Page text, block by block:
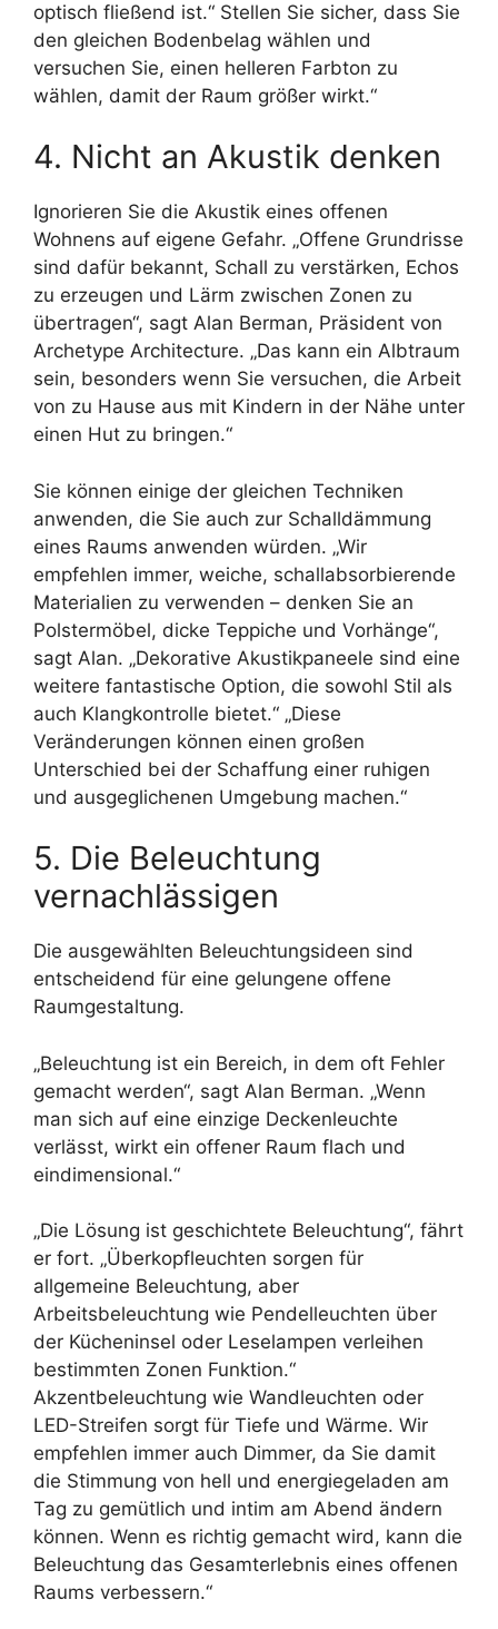
optisch fließend ist.“ Stellen Sie sicher, dass Sie
den gleichen Bodenbelag wählen und
versuchen Sie, einen helleren Farbton zu
wählen, damit der Raum größer wirkt.“
4. Nicht an Akustik denken
Ignorieren Sie die Akustik eines offenen
Wohnens auf eigene Gefahr. „Offene Grundrisse
sind dafür bekannt, Schall zu verstärken, Echos
zu erzeugen und Lärm zwischen Zonen zu
übertragen“, sagt Alan Berman, Präsident von
Archetype Architecture. „Das kann ein Albtraum
sein, besonders wenn Sie versuchen, die Arbeit
von zu Hause aus mit Kindern in der Nähe unter
einen Hut zu bringen.“
Sie können einige der gleichen Techniken
anwenden, die Sie auch zur Schalldämmung
eines Raums anwenden würden. „Wir
empfehlen immer, weiche, schallabsorbierende
Materialien zu verwenden – denken Sie an
Polstermöbel, dicke Teppiche und Vorhänge“,
sagt Alan. „Dekorative Akustikpaneele sind eine
weitere fantastische Option, die sowohl Stil als
auch Klangkontrolle bietet.“ „Diese
Veränderungen können einen großen
Unterschied bei der Schaffung einer ruhigen
und ausgeglichenen Umgebung machen.“
5. Die Beleuchtung
vernachlässigen
Die ausgewählten Beleuchtungsideen sind
entscheidend für eine gelungene offene
Raumgestaltung.
„Beleuchtung ist ein Bereich, in dem oft Fehler
gemacht werden“, sagt Alan Berman. „Wenn
man sich auf eine einzige Deckenleuchte
verlässt, wirkt ein offener Raum flach und
eindimensional.“
„Die Lösung ist geschichtete Beleuchtung“, fährt
er fort. „Überkopfleuchten sorgen für
allgemeine Beleuchtung, aber
Arbeitsbeleuchtung wie Pendelleuchten über
der Kücheninsel oder Leselampen verleihen
bestimmten Zonen Funktion.“
Akzentbeleuchtung wie Wandleuchten oder
LED-Streifen sorgt für Tiefe und Wärme. Wir
empfehlen immer auch Dimmer, da Sie damit
die Stimmung von hell und energiegeladen am
Tag zu gemütlich und intim am Abend ändern
können. Wenn es richtig gemacht wird, kann die
Beleuchtung das Gesamterlebnis eines offenen
Raums verbessern.“